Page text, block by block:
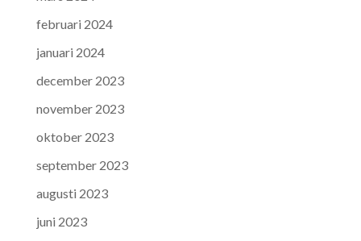
februari 2024
januari 2024
december 2023
november 2023
oktober 2023
september 2023
augusti 2023
juni 2023